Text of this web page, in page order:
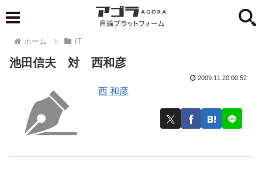
ホーム IT
池田信夫 対 西和彦
西 和彦
2009.11.20 00:52